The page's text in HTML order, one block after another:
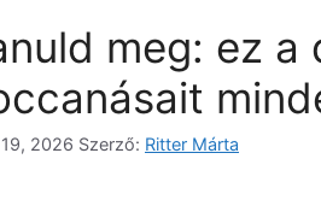
meg: ez
2026 Szerző: Ritter Márta